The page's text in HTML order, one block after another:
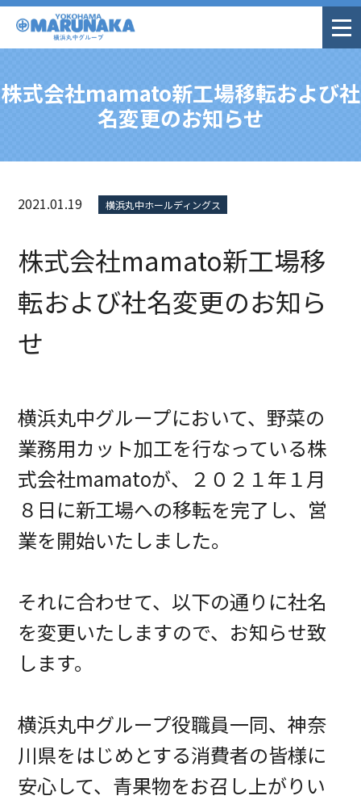
株式会社mamato新工場移転および社
名変更のお知らせ
2021.01.19 横浜丸中ホールディングス
株式会社mamato新工場移
転および社名変更のお知ら
せ
横浜丸中グループにおいて、野菜の
業務用カット加工を行なっている株
式会社mamatoが、２０２１年１月
８日に新工場への移転を完了し、営
業を開始いたしました。
それに合わせて、以下の通りに社名
を変更いたしますので、お知らせ致
します。
横浜丸中グループ役職員一同、神奈
川県をはじめとする消費者の皆様に
安心して、青果物をお召し上がりい